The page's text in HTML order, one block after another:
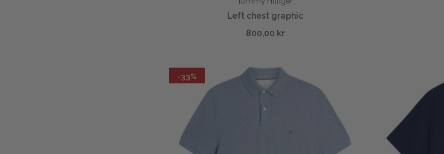
Left chest graphic
800,00 kr
-33%